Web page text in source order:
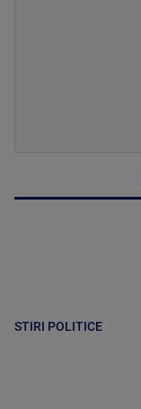
STIRI POLITICE